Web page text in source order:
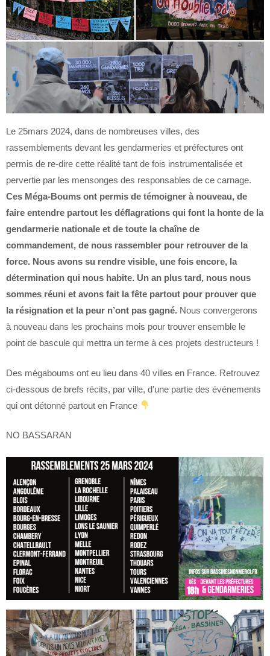
Le 25mars 2024, dans de nombreuses villes, des
rassemblements devant les gendarmeries et préfectures ont
permis de re-dire cette réalité tant de fois instrumentalisée et
pervertie par les mensonges des responsables de ce carnage.
Ces Méga-Boums ont permis de témoigner à nouveau, de
faire entendre partout les déflagrations qui font la honte de la
gendarmerie nationale et de toute la chaîne de
commandement, de nous rassembler pour retrouver de la
force. Nous avons su rendre visible, une fois encore, la
détermination qui nous habite. Un an plus tard, nous nous
sommes réuni et avons fait la fête partout pour prouver que
la résignation et la peur n’ont pas gagné. Nous convergerons
à nouveau dans les prochains mois pour trouver ensemble le
point de bascule qui mettra un terme à ces projets destructeurs !
Des mégaboums ont eu lieu dans 40 villes en France. Retrouvez
ci-dessous de brefs récits, par ville, d’une partie des événements
qui ont détonné partout en France
NO BASSARAN